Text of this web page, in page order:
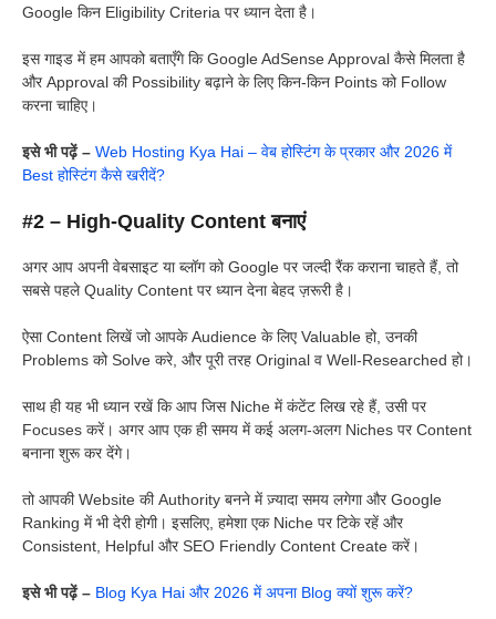
Google किन Eligibility Criteria पर ध्यान देता है।
इस गाइड में हम आपको बताएँगे कि Google AdSense Approval कैसे मिलता है
और Approval की Possibility बढ़ाने के लिए किन-किन Points को Follow
करना चाहिए।
इसे भी पढ़ें – Web Hosting Kya Hai – वेब होस्टिंग के प्रकार और 2026 में
Best होस्टिंग कैसे खरीदें?
#2 – High-Quality Content बनाएं
अगर आप अपनी वेबसाइट या ब्लॉग को Google पर जल्दी रैंक कराना चाहते हैं, तो
सबसे पहले Quality Content पर ध्यान देना बेहद ज़रूरी है।
ऐसा Content लिखें जो आपके Audience के लिए Valuable हो, उनकी
Problems को Solve करे, और पूरी तरह Original व Well-Researched हो।
साथ ही यह भी ध्यान रखें कि आप जिस Niche में कंटेंट लिख रहे हैं, उसी पर
Focuses करें। अगर आप एक ही समय में कई अलग-अलग Niches पर Content
बनाना शुरू कर देंगे।
तो आपकी Website की Authority बनने में ज़्यादा समय लगेगा और Google
Ranking में भी देरी होगी। इसलिए, हमेशा एक Niche पर टिके रहें और
Consistent, Helpful और SEO Friendly Content Create करें।
इसे भी पढ़ें – Blog Kya Hai और 2026 में अपना Blog क्यों शुरू करें?